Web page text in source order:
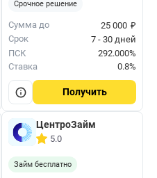
Срочное решение
Сумма до 25 000 ₽
Срок
7 - 30 дней
ПСК
292.000%
Ставка
0.8%
Получить
ЦентроЗайм
5.0
Займ бесплатно